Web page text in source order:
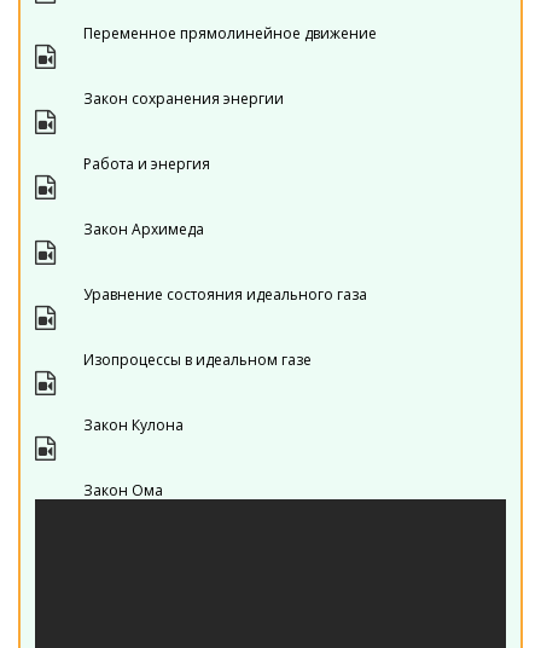
Переменное прямолинейное движение
Закон сохранения энергии
Работа и энергия
Закон Архимеда
Уравнение состояния идеального газа
Изопроцессы в идеальном газе
Закон Кулона
Закон Ома